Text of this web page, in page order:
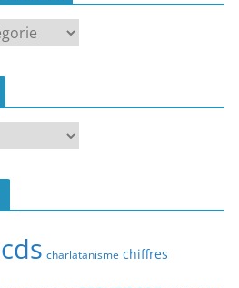
cds charlatanisme chiffres